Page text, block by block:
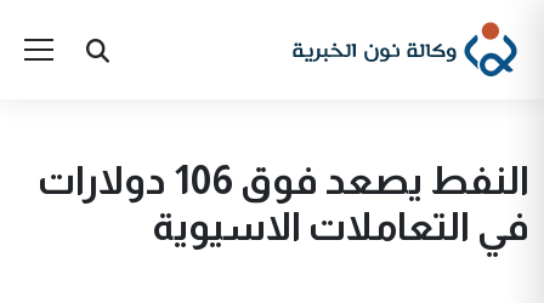
النفط يصعد فوق 106 دولارات
في التعاملات الاسيوية